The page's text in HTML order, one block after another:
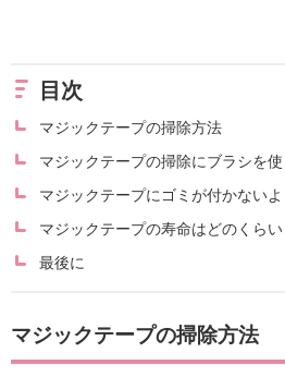
目次
マジックテープの掃除方法
マジックテープの掃除にブラシを
マジックテープにゴミが付かない
マジックテープの寿命はどのくらい
最後に
マジックテープの掃除方法